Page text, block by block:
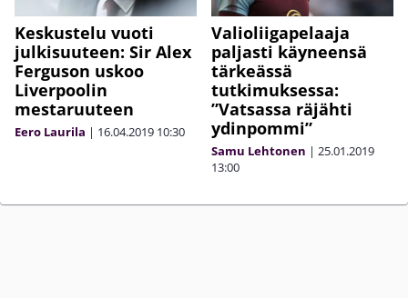
Keskustelu vuoti
julkisuuteen: Sir Alex
Ferguson uskoo
Liverpoolin
mestaruuteen
Eero Laurila | 16.04.2019 10:30
Valioliigapelaaja
paljasti käyneensä
tärkeässä
tutkimuksessa:
”Vatsassa räjähti
ydinpommi”
Samu Lehtonen | 25.01.2019
13:00